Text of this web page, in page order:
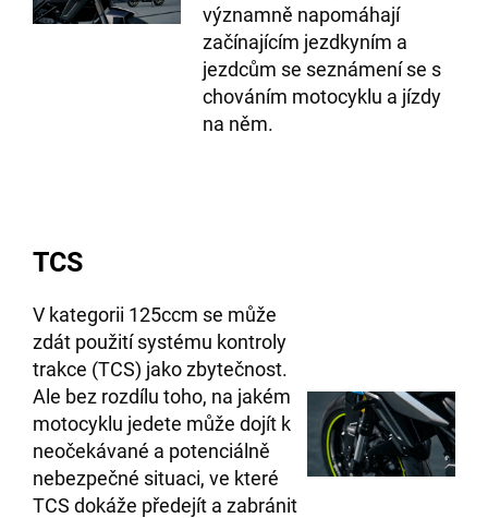
významně napomáhají
začínajícím jezdkyním a
jezdcům se seznámení se s
chováním motocyklu a jízdy
na něm.
TCS
V kategorii 125ccm se může
zdát použití systému kontroly
trakce (TCS) jako zbytečnost.
Ale bez rozdílu toho, na jakém
motocyklu jedete může dojít k
neočekávané a potenciálně
nebezpečné situaci, ve které
TCS dokáže předejít a zabránit